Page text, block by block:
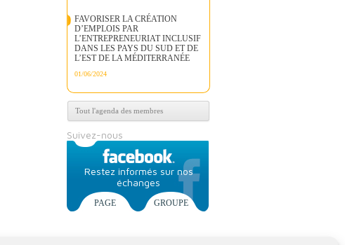
FAVORISER LA CRÉATION
D’EMPLOIS PAR
L’ENTREPRENEURIAT INCLUSIF
DANS LES PAYS DU SUD ET DE
L’EST DE LA MÉDITERRANÉE
01/06/2024
Tout l'agenda des membres
Suivez-nous
Restez informés sur nos
échanges
PAGE GROUPE